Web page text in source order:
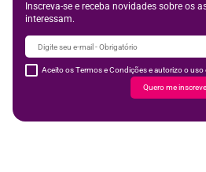
Inscreva-se e receba novidades sobre os
interessam.
Aceito os Termos e Condições e autorizo o
Quero me